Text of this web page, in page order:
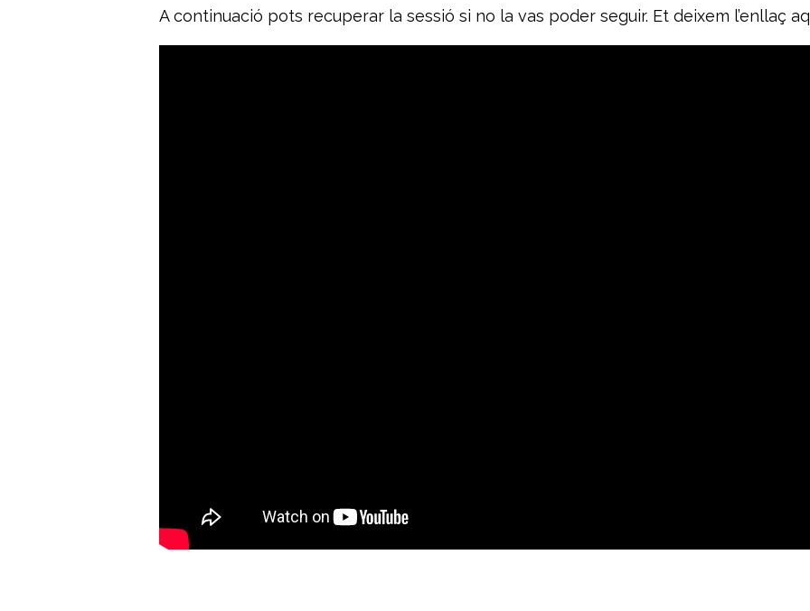
A continuació pots recuperar la sessió si no la vas poder seguir. Et deixem l’enllaç